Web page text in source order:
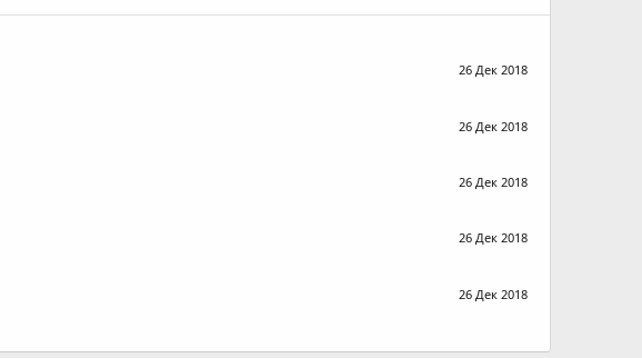
26 Дек 2018
26 Дек 2018
26 Дек 2018
26 Дек 2018
26 Дек 2018